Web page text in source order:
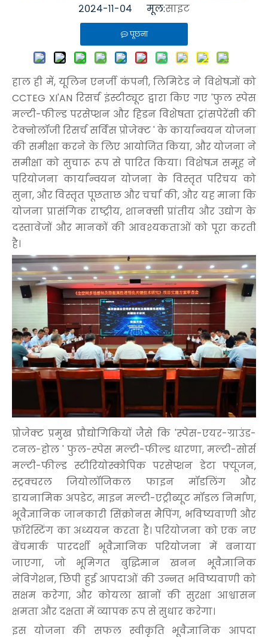
२०२४-११-०४ मूल:साइट
पूछना
हाल ही में, यूलिन एनर्जी कंपनी, लिमिटेड ने विशेषज्ञों को
CCTEG XI'AN रिसर्च इंस्टीट्यूट द्वारा किए गए 'फुल स्पेस
मल्टी-फील्ड परसेप्शन और हिडन विशेषता ट्रांसपेरेंसी की
टेक्नोलॉजी रिसर्च सर्विस प्रोजेक्ट ' के कार्यान्वयन योजना
की समीक्षा करने के लिए आयोजित किया, और योजना ने
समीक्षा को सुचारू रूप से पारित किया। विशेषज्ञ समूह ने
परियोजना कार्यान्वयन योजना के विस्तृत परिचय को
सुना, और विस्तृत पूछताछ और चर्चा की, और यह माना कि
योजना प्रासंगिक राष्ट्रीय, शानक्सी प्रांतीय और उद्योग के
दस्तावेजों और मानकों की आवश्यकताओं को पूरा करती
है।
प्रोजेक्ट प्रमुख प्रौद्योगिकियों जैसे कि 'स्पेस-एयर-ग्राउंड-
टनल-होल ' फुल-स्पेस मल्टी-फील्ड धारणा, मल्टी-सोर्स
मल्टी-फील्ड स्टीरियोस्कोपिक परसेप्शन डेटा फ्यूजन,
स्ट्रक्चरल जियोलॉजिकल फाइन मॉडलिंग और
डायनामिक अपडेट, माइन मल्टी-एट्रीब्यूट मॉडल निर्माण,
भूवैज्ञानिक जानकारी सिंक्रोनस मैपिंग, भविष्यवाणी और
फ़ॉरेस्टिंग का अध्ययन करता है। परियोजना को एक नए
बेंचमार्क पारदर्शी भूवैज्ञानिक परियोजना में बनाया
जाएगा, जो भूमिगत बुद्धिमान खनन भूवैज्ञानिक
नेविगेशन, छिपी हुई आपदाओं की उन्नत भविष्यवाणी को
सक्षम करेगा, और कोयला खानों की सुरक्षा आश्वासन
क्षमता और दक्षता में व्यापक रूप से सुधार करेगा।
इस योजना की सफल स्वीकृति भूवैज्ञानिक आपदा